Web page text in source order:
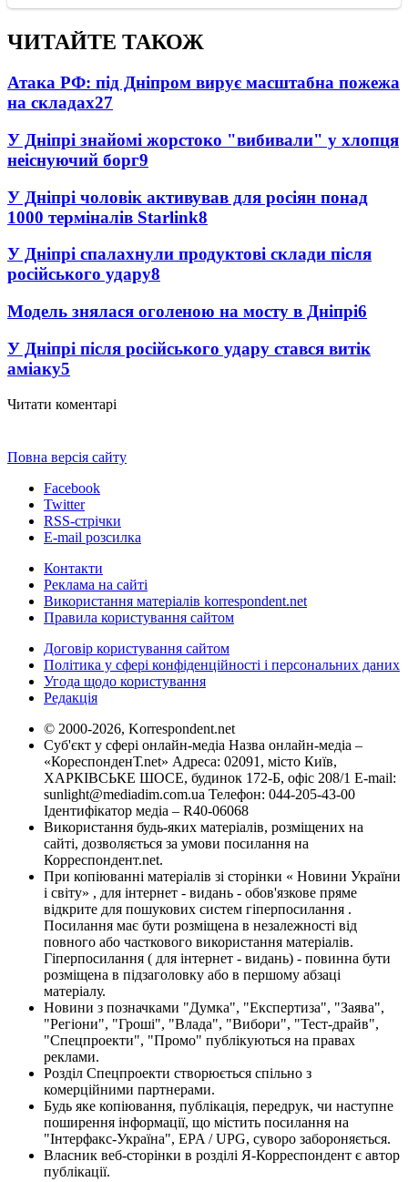
ЧИТАЙТЕ ТАКОЖ
Атака РФ: під Дніпром вирує масштабна пожежа
на складах27
У Дніпрі знайомі жорстоко "вибивали" у хлопця
неіснуючий борг9
У Дніпрі чоловік активував для росіян понад
1000 терміналів Starlink8
У Дніпрі спалахнули продуктові склади після
російського удару8
Модель знялася оголеною на мосту в Дніпрі6
У Дніпрі після російського удару стався витік
аміаку5
Читати коментарі
Повна версія сайту
Facebook
Twitter
RSS-стрічки
E-mail розсилка
Контакти
Реклама на сайті
Використання матеріалів korrespondent.net
Правила користування сайтом
Договір користування сайтом
Політика у сфері конфіденційності і персональних даних
Угода щодо користування
Редакція
© 2000-2026, Korrespondent.net
Суб'єкт у сфері онлайн-медіа Назва онлайн-медіа –
«КореспонденТ.net» Адреса: 02091, місто Київ,
ХАРКІВСЬКЕ ШОСЕ, будинок 172-Б, офіс 208/1 E-mail:
sunlight@mediadim.com.ua Телефон: 044-205-43-00
Ідентифікатор медіа – R40-06068
Використання будь-яких матеріалів, розміщених на
сайті, дозволяється за умови посилання на
Корреспондент.net.
При копіюванні матеріалів зі сторінки « Новини України
і світу» , для інтернет - видань - обов'язкове пряме
відкрите для пошукових систем гіперпосилання .
Посилання має бути розміщена в незалежності від
повного або часткового використання матеріалів.
Гіперпосилання ( для інтернет - видань) - повинна бути
розміщена в підзаголовку або в першому абзаці
матеріалу.
Новини з позначками "Думка", "Експертиза", "Заява",
"Регіони", "Гроші", "Влада", "Вибори", "Тест-драйв",
"Спецпроекти", "Промо" публікуються на правах
реклами.
Розділ Спецпроекти створюється спільно з
комерційними партнерами.
Будь яке копіювання, публікація, передрук, чи наступне
поширення інформації, що містить посилання на
"Інтерфакс-Україна", EPA / UPG, суворо забороняється.
Власник веб-сторінки в розділі Я-Корреспондент є автор
публікації.